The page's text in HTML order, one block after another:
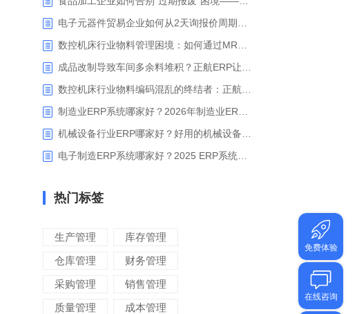
热门标签
生产管理
库存管理
仓库管理
财务管理
采购管理
销售管理
质量管理
成本管理